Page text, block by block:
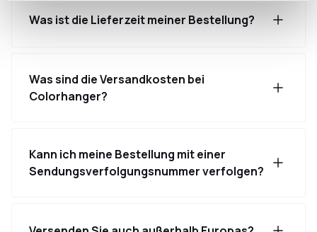
Was ist die Lieferzeit meiner Bestellung?
Was sind die Versandkosten bei
Colorhanger?
Kann ich meine Bestellung mit einer
Sendungsverfolgungsnummer verfolgen?